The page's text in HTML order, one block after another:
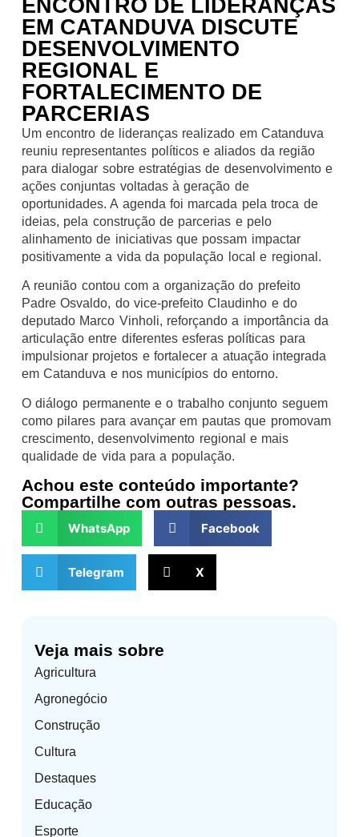
Veja mais sobre
Agricultura
Agronegócio
Construção
Cultura
Destaques
Educação
Esporte
ENCONTRO DE LIDERANÇAS
EM CATANDUVA DISCUTE
DESENVOLVIMENTO
REGIONAL E
FORTALECIMENTO DE
PARCERIAS
Um encontro de lideranças realizado em Catanduva
reuniu representantes políticos e aliados da região
para dialogar sobre estratégias de desenvolvimento e
ações conjuntas voltadas à geração de
oportunidades. A agenda foi marcada pela troca de
ideias, pela construção de parcerias e pelo
alinhamento de iniciativas que possam impactar
positivamente a vida da população local e regional.
A reunião contou com a organização do prefeito
Padre Osvaldo, do vice-prefeito Claudinho e do
deputado Marco Vinholi, reforçando a importância da
articulação entre diferentes esferas políticas para
impulsionar projetos e fortalecer a atuação integrada
em Catanduva e nos municípios do entorno.
O diálogo permanente e o trabalho conjunto seguem
como pilares para avançar em pautas que promovam
crescimento, desenvolvimento regional e mais
qualidade de vida para a população.
Achou este conteúdo importante?
Compartilhe com outras pessoas.
WhatsApp Facebook
Telegram X